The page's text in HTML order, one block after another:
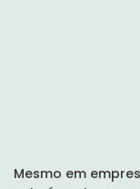
Mesmo em